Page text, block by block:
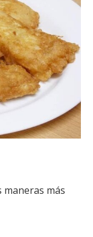
maneras más